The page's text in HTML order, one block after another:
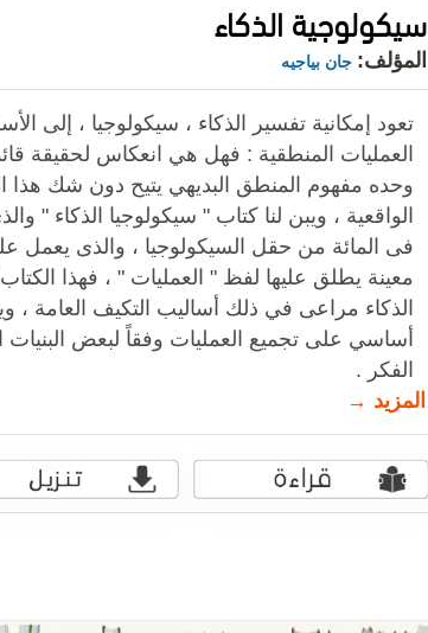
سيكولوجية الذكاء
المؤلف: جان بياجيه
تعود إمكانية تفسير الذكاء ، سيكولوجيا ، إلى
العمليات المنطقية : فهل هي انعكاس لحقيقة
وحده مفهوم المنطق البديهي يتيح دون شك هذا
الواقعية ، ويبن لنا ‏كتاب " سيكولوجيا الذكاء "
فى المائة من حقل السيكولوجيا ، والذى
معينة يطلق عليها لفظ " العمليات " ، فهذا
الذكاء مراعى في ذلك ‏أساليب التكيف العامة ،
أساسي على تجميع العمليات وفقاً لبعض
الفكر .‏
المزيد →